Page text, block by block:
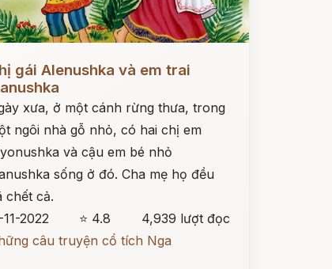
gái Alenushka và em trai
xưa, ở một cánh rừng thưa, trong
ngôi nhà gỗ nhỏ, có hai chị em
và cậu em bé nhỏ
sống ở đó. Cha mẹ họ đều
chết cả.
11-2022
⭐ 4.8
4,939 lượt đọc
câu truyện cổ tích Nga